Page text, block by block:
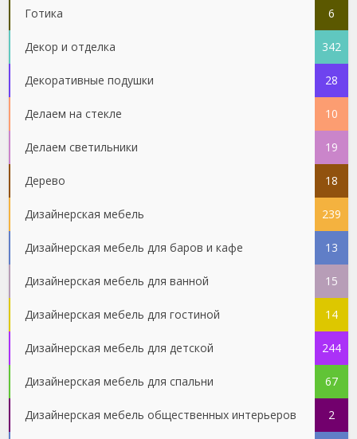
Готика 6
Декор и отделка 342
Декоративные подушки 28
Делаем на стекле 10
Делаем светильники 19
Дерево 18
Дизайнерская мебель 239
Дизайнерская мебель для баров и кафе 13
Дизайнерская мебель для ванной 15
Дизайнерская мебель для гостиной 14
Дизайнерская мебель для детской 244
Дизайнерская мебель для спальни 67
Дизайнерская мебель общественных интерьеров 2